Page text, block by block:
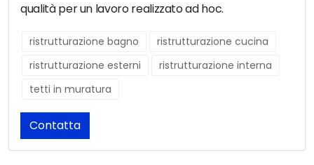
qualità per un lavoro realizzato ad hoc.
ristrutturazione bagno
ristrutturazione cucina
ristrutturazione esterni
ristrutturazione interna
tetti in muratura
Contatta